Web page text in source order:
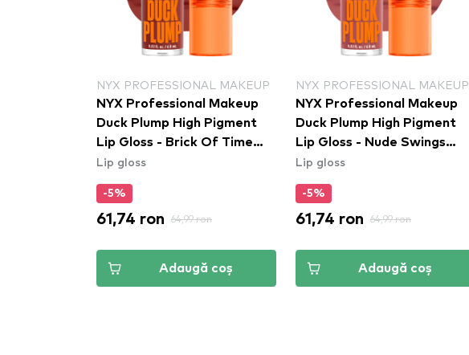
NYX PROFESSIONAL MAKEUP
NYX Professional Makeup
Duck Plump High Pigment
Lip Gloss - Brick Of Time
(DPLL06)
Lip gloss
-5%
61,74 ron 64,99 ron
Adaugă coș
NYX PROFESSIONAL MAKEUP
NYX Professional Makeup
Duck Plump High Pigment
Lip Gloss - Nude Swings
(DPLL03)
Lip gloss
-5%
61,74 ron 64,99 ron
Adaugă coș